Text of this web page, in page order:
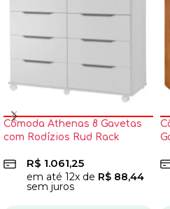
Cômoda Athenas 8 Gavetas
com Rodízios Rud Rack
R$ 1.061,25
em até 12x de R$ 88,44
sem juros